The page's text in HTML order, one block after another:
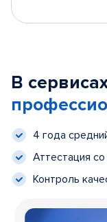
В
4 года
Аттестация
Контроль